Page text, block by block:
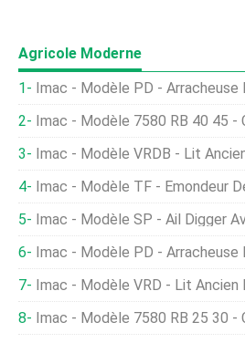
Agricole Moderne
Imac - Modèle PD - Arracheuse De
Imac - Modèle 7580 RB 40 45 -
Imac - Modèle VRDB - Lit
Imac - Modèle TF - Émondeur De
Imac - Modèle SP - Ail Digger
Imac - Modèle PD - Arracheuse
Imac - Modèle VRD - Lit Ancien
Imac - Modèle 7580 RB 25 30 -